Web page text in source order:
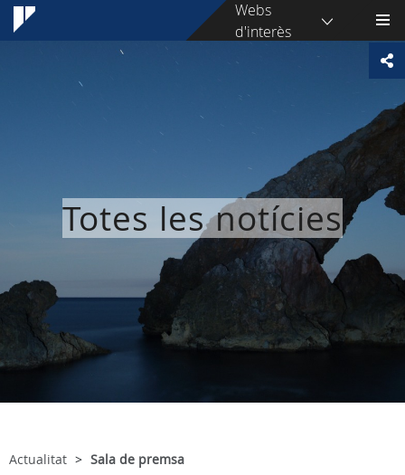
Webs
d'interès
Totes les notícies
Actualitat Sala de premsa